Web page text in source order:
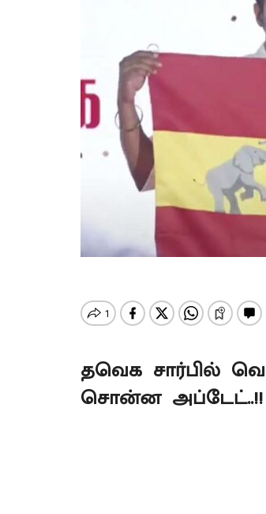
தவெக சார்பில்
சொன்ன அப்டேட்..!!